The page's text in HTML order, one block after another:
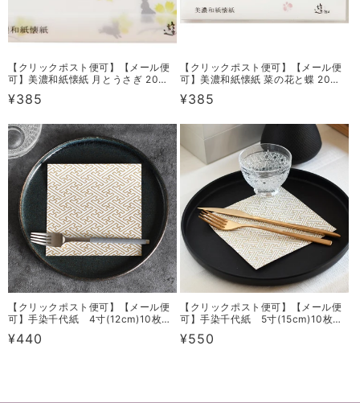
【クリックポスト便可】【メール便
可】美濃和紙懐紙 月とうさぎ 20枚
通
価
格
¥385
【クリックポスト便可】【メール便
可】美濃和紙懐紙 菜の花と蝶 20枚
通
格
¥385
【クリックポスト便可】【メール便
可】手染千代紙 4寸(12cm)10枚セ
通
¥440
【クリックポスト便可】【メール便
可】手染千代紙 5寸(15cm)10枚セ
通
¥550